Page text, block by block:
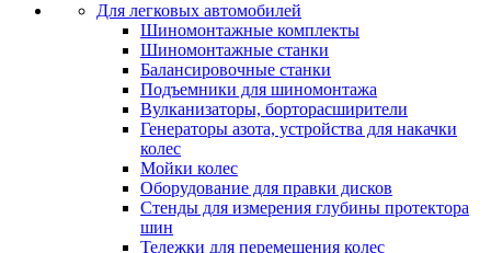
Для легковых автомобилей
Шиномонтажные комплекты
Шиномонтажные станки
Балансировочные станки
Подъемники для шиномонтажа
Вулканизаторы, борторасширители
Генераторы азота, устройства для накачки
колес
Мойки колес
Оборудование для правки дисков
Стенды для измерения глубины протектора
шин
Тележки для перемещения колес